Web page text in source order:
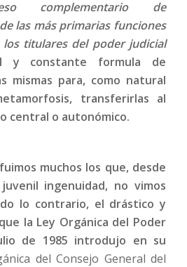
complementario de
las más primarias funciones
titulares del poder judicial
y constante formula de
mismas para, como natural
transferirlas al
central o autonómico.
muchos los que, desde
ingenuidad, no vimos
lo contrario, el drástico y
la Ley Orgánica del Poder
de 1985 introdujo en su
del Consejo General del